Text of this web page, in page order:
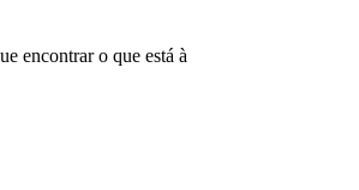
encontrar o que está à